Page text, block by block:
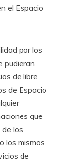
el Espacio
por los
pudieran
de libre
de Espacio
que
de los
los mismos
de